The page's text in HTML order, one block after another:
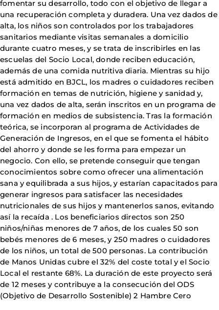
fomentar su desarrollo, todo con el objetivo de llegar a
una recuperación completa y duradera. Una vez dados de
alta, los niños son controlados por los trabajadores
sanitarios mediante visitas semanales a domicilio
durante cuatro meses, y se trata de inscribirles en las
escuelas del Socio Local, donde reciben educación,
además de una comida nutritiva diaria. Mientras su hijo
está admitido en BJCL, los madres o cuidadores reciben
formación en temas de nutrición, higiene y sanidad y,
una vez dados de alta, serán inscritos en un programa de
formación en medios de subsistencia. Tras la formación
teórica, se incorporan al programa de Actividades de
Generación de Ingresos, en el que se fomenta el hábito
del ahorro y donde se les forma para empezar un
negocio. Con ello, se pretende conseguir que tengan
conocimientos sobre como ofrecer una alimentación
sana y equilibrada a sus hijos, y estarían capacitados para
generar ingresos para satisfacer las necesidades
nutricionales de sus hijos y mantenerlos sanos, evitando
así la recaída . Los beneficiarios directos son 250
niños/niñas menores de 7 años, de los cuales 50 son
bebés menores de 6 meses, y 250 madres o cuidadores
de los niños, un total de 500 personas. La contribución
de Manos Unidas cubre el 32% del coste total y el Socio
Local el restante 68%. La duración de este proyecto será
de 12 meses y contribuye a la consecución del ODS
(Objetivo de Desarrollo Sostenible) 2 Hambre Cero